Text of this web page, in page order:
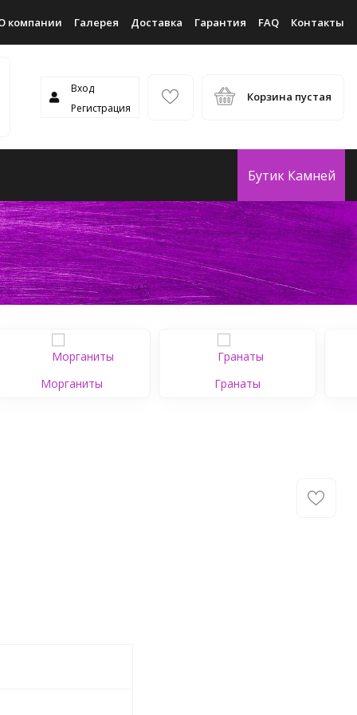
компании Галерея Доставка Гарантия FAQ Контакты
Вход
Регистрация
Корзина пустая
Бутик Камней
Морганиты Гранаты